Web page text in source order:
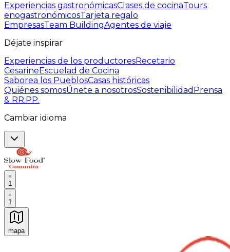
Experiencias gastronómicasClases de cocinaTours
enogastronómicosTarjeta regalo
EmpresasTeam BuildingAgentes de viaje
Déjate inspirar
Experiencias de los productoresRecetario
CesarineEscuelad de Cocina
Saborea los PueblosCasas históricas
Quiénes somosÚnete a nosotrosSostenibilidad Prensa
& RR.PP.
Cambiar idioma
1
1
mapa
Experiencias culinarias inolvidables: Experiencias